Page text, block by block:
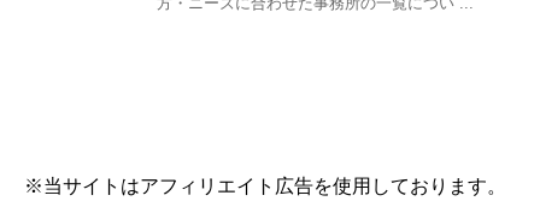
※当サイトはアフィリエイト広告を使用しております。